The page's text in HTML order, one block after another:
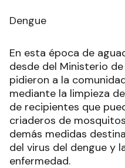
Dengue
En esta época de
desde del Ministerio
pidieron a la
mediante la limpieza
de recipientes que
criaderos de
demás medidas
del virus del dengue y
enfermedad.